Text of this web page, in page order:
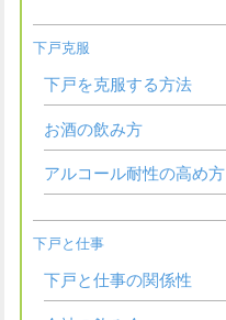
下戸克服
下戸を克服する方法
お酒の飲み方
アルコール耐性の高め方
下戸と仕事
下戸と仕事の関係性